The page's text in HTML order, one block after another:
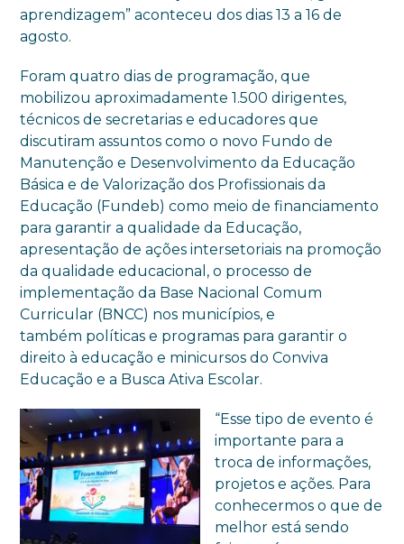
aprendizagem” aconteceu dos dias 13 a 16 de
agosto.
Foram quatro dias de programação, que
mobilizou aproximadamente 1.500 dirigentes,
técnicos de secretarias e educadores que
discutiram assuntos como o novo Fundo de
Manutenção e Desenvolvimento da Educação
Básica e de Valorização dos Profissionais da
Educação (Fundeb) como meio de financiamento
para garantir a qualidade da Educação,
apresentação de ações intersetoriais na promoção
da qualidade educacional, o processo de
implementação da Base Nacional Comum
Curricular (BNCC) nos municípios, e
também políticas e programas para garantir o
direito à educação e minicursos do Conviva
Educação e a Busca Ativa Escolar.
“Esse tipo de evento é
importante para a
troca de informações,
projetos e ações. Para
conhecermos o que de
melhor está sendo